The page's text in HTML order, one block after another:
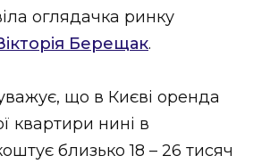
оглядачка ринку
Берещак.
що в Києві оренда
квартири нині в
близько 18 – 26 тисяч